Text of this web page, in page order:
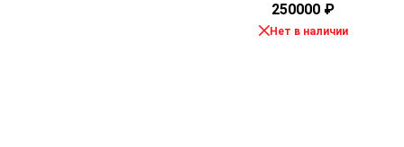
250000 ₽
Нет в наличии